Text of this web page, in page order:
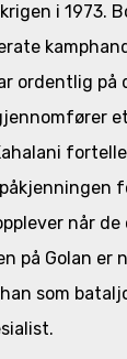
i 1973.
ordentlig på
når de
på Golan er
som